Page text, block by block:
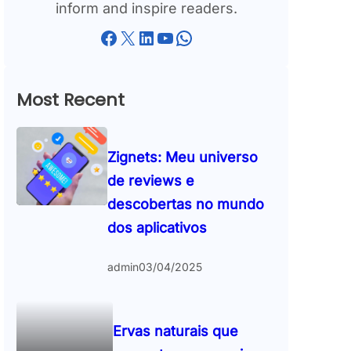
inform and inspire readers.
Facebook X LinkedIn YouTube WhatsApp
Most Recent
Zignets: Meu universo
de reviews e
descobertas no mundo
dos aplicativos
admin03/04/2025
Ervas naturais que